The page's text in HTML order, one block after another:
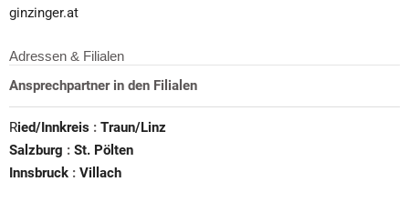
ginzinger.at
Adressen & Filialen
Ansprechpartner in den Filialen
Ried/Innkreis : Traun/Linz
Salzburg : St. Pölten
Innsbruck : Villach